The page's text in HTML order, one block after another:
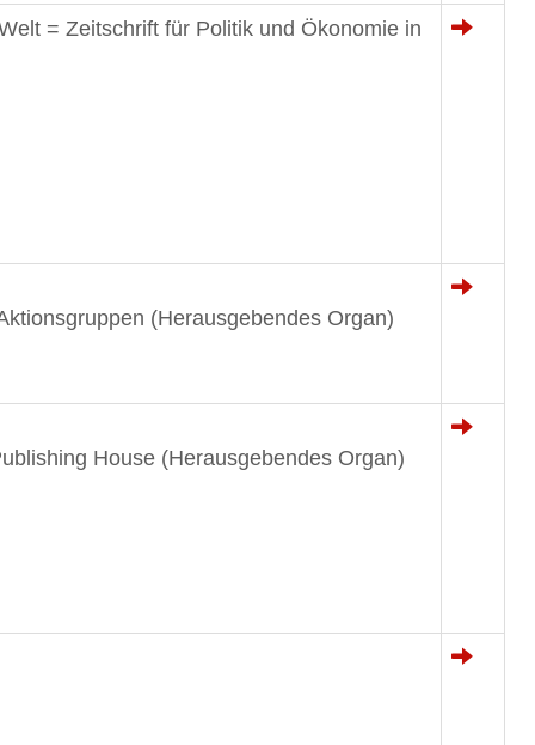
= Zeitschrift für Politik und Ökonomie in
(Herausgebendes Organ)
House (Herausgebendes Organ)